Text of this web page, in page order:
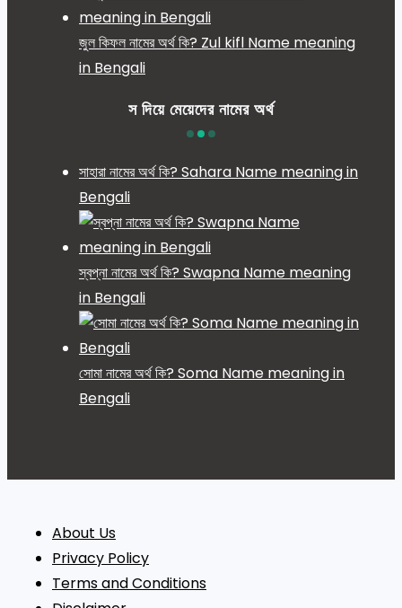
জুল কিফল নামের অর্থ কি? Zul kifl Name meaning
in Bengali
স দিয়ে মেয়েদের নামের অর্থ
সাহারা নামের অর্থ কি? Sahara Name meaning in
Bengali
স্বপ্না নামের অর্থ কি? Swapna Name meaning
in Bengali
সোমা নামের অর্থ কি? Soma Name meaning in
Bengali
About Us
Privacy Policy
Terms and Conditions